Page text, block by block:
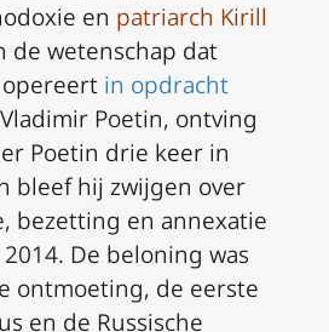
en patriarch Kirill
de wetenschap dat
in opdracht
Poetin, ontving
Poetin drie keer in
bleef hij zwijgen over
bezetting en annexatie
De beloning was
ontmoeting, de eerste
en de Russische